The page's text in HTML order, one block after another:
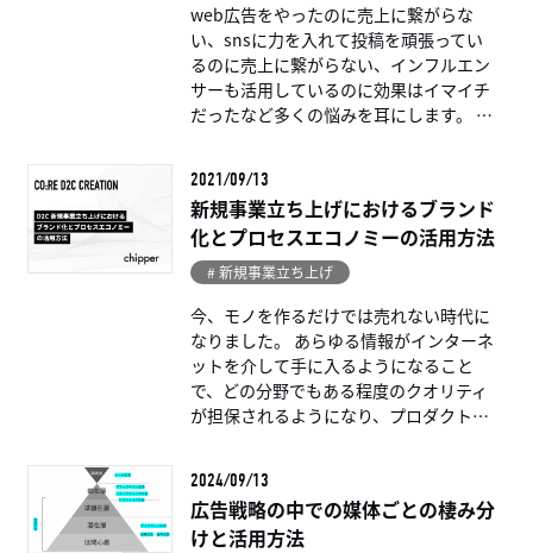
web広告をやったのに売上に繋がらな
い、snsに力を入れて投稿を頑張ってい
るのに売上に繋がらない、インフルエン
サーも活用しているのに効果はイマイチ
だったなど多くの悩みを耳にします。 そ
2021/09/13
新規事業立ち上げにおけるブランド
化とプロセスエコノミーの活用方法
# 新規事業立ち上げ
今、モノを作るだけでは売れない時代に
なりました。 あらゆる情報がインターネ
ットを介して手に入るようになること
で、どの分野でもある程度のクオリティ
が担保されるようになり、プロダクト・
2024/09/13
広告戦略の中での媒体ごとの棲み分
けと活用方法